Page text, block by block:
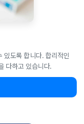
도록 합니다. 합리적인
다하고 있습니다.